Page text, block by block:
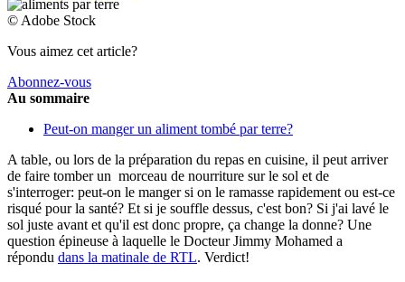
© Adobe Stock
Vous aimez cet article?
Abonnez-vous
Au sommaire
Peut-on manger un aliment tombé par terre?
A table, ou lors de la préparation du repas en cuisine, il peut arriver
de faire tomber un morceau de nourriture sur le sol et de
s'interroger: peut-on le manger si on le ramasse rapidement ou est-ce
risqué pour la santé? Et si je souffle dessus, c'est bon? Si j'ai lavé le
sol juste avant et qu'il est donc propre, ça change la donne? Une
question épineuse à laquelle le Docteur Jimmy Mohamed a
répondu dans la matinale de RTL. Verdict!